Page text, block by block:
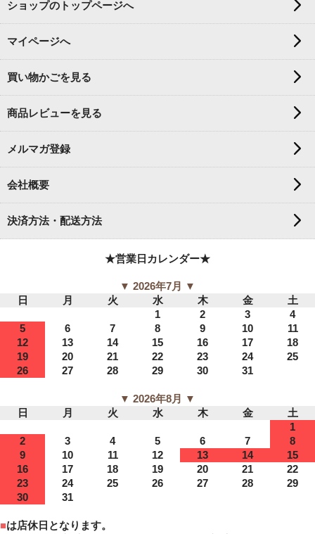
ショップのトップページへ
マイページへ
買い物かごを見る
商品レビューを見る
メルマガ登録
会社概要
決済方法・配送方法
★営業日カレンダー★
▼ 2026年7月 ▼
日
月 火 水 木 金
土
1
2 3
4
5
6 7 8 9 10
11
12
13 14 15 16 17
18
19
20 21 22 23 24
25
26
27 28 29 30 31
▼ 2026年8月 ▼
日
月 火 水 木 金
土
1
2
3 4 5 6 7
8
9
10 11 12 13 14
15
16
17 18 19 20 21
22
23
24 25 26 27 28
29
30
31
■は店休日となります。